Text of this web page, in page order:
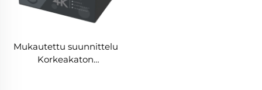
Mukautettu suunnittelu
Korkeakaton